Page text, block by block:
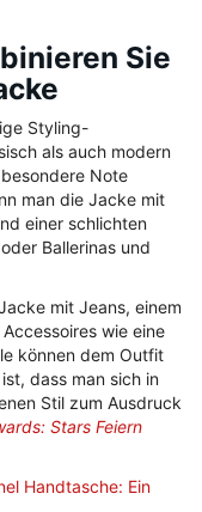
Sie
Styling-
als auch modern
Note
man die Jacke mit
einer schlichten
Ballerinas und
mit Jeans, einem
wie eine
können dem Outfit
dass man sich in
Stil zum Ausdruck
Stars Feiern
Handtasche: Ein